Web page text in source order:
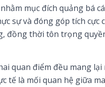
mục đích quảng bá
sự và đóng góp tích cực
đồng thời tôn trọng
quan điểm đều mang
tế là mối quan hệ giữa